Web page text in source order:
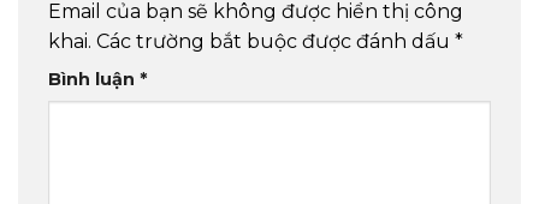
Email của bạn sẽ không được hiển thị công
khai. Các trường bắt buộc được đánh dấu *
Bình luận *